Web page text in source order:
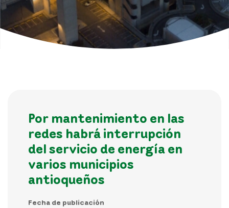
Por mantenimiento en las
redes habrá interrupción
del servicio de energía en
varios municipios
antioqueños
Fecha de publicación